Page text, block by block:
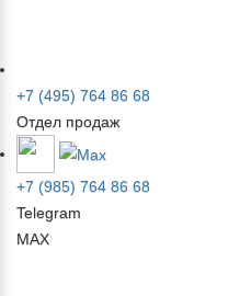
+7 (495) 764 86 68
Отдел продаж
+7 (985) 764 86 68
Telegram
MAX